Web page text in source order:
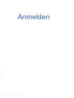
Anmelden